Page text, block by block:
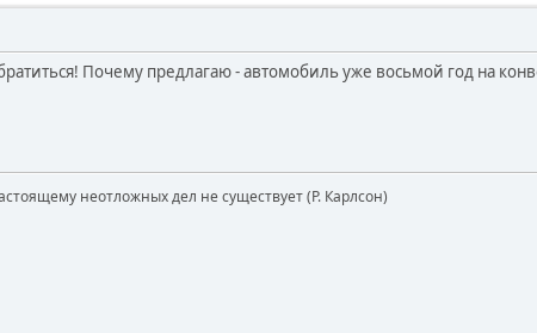
Почему предлагаю - автомобиль уже восьмой год на
неотложных дел не существует (Р. Карлсон)